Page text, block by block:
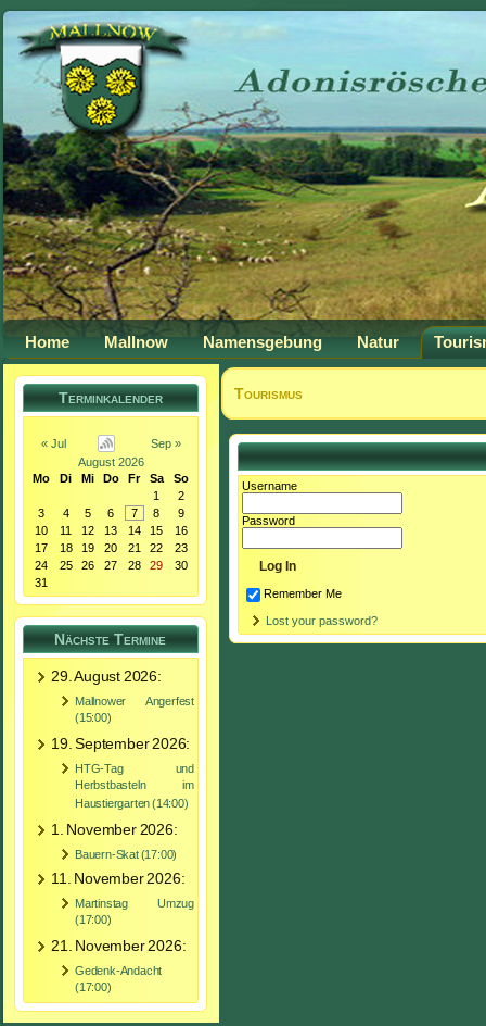
Home Mallnow Namensgebung Natur
Terminkalender
« Jul
Sep »
August 2026
Mo
Di Mi Do Fr Sa
So
1
2
3
4 5 6 7 8
9
10
11 12 13 14 15
16
17
18 19 20 21 22
23
24
25 26 27 28 29
30
31
Nächste Termine
29. August 2026:
Mallnower Angerfest
(15:00)
19. September 2026:
HTG-Tag und
Herbstbasteln im
Haustiergarten (14:00)
1. November 2026:
Bauern-Skat (17:00)
11. November 2026:
Martinstag Umzug
(17:00)
21. November 2026:
Gedenk-Andacht
(17:00)
Tourismus
Username
Password
Remember Me
Lost your password?